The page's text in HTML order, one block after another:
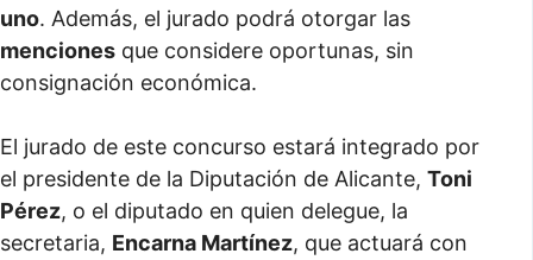
uno. Además, el jurado podrá otorgar las
menciones que considere oportunas, sin
consignación económica.
El jurado de este concurso estará integrado por
el presidente de la Diputación de Alicante, Toni
Pérez, o el diputado en quien delegue, la
secretaria, Encarna Martínez, que actuará con